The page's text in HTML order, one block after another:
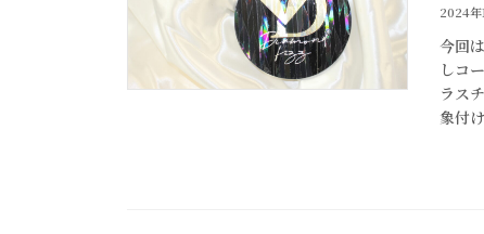
2024年
今回
しコ
ラス
象付